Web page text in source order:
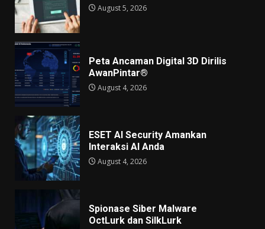
August 5, 2026
Peta Ancaman Digital 3D Dirilis
AwanPintar®
August 4, 2026
ESET AI Security Amankan
Interaksi AI Anda
August 4, 2026
Spionase Siber Malware
OctLurk dan SilkLurk